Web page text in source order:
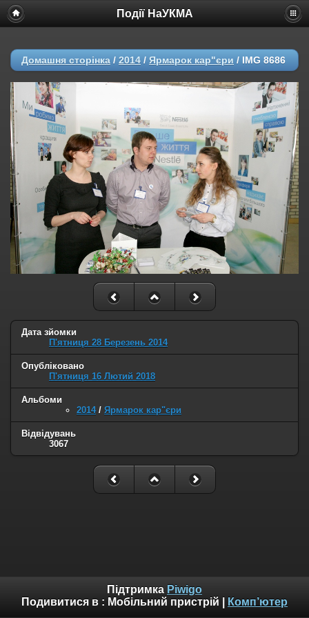
Події НаУКМА
Домашня сторінка / 2014 / Ярмарок кар"єри / IMG 8686
Дата зйомки
П'ятниця 28 Березень 2014
Опубліковано
П'ятниця 16 Лютий 2018
Альбоми
2014/ Ярмарок кар"єри
Відвідувань
3067
Підтримка Piwigo
Подивитися в : Мобільний пристрій Комп’ютер